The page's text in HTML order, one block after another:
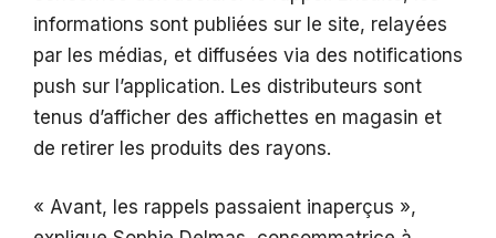
informations sont publiées sur le site, relayées
par les médias, et diffusées via des notifications
push sur l’application. Les distributeurs sont
tenus d’afficher des affichettes en magasin et
de retirer les produits des rayons.
« Avant, les rappels passaient inaperçus »,